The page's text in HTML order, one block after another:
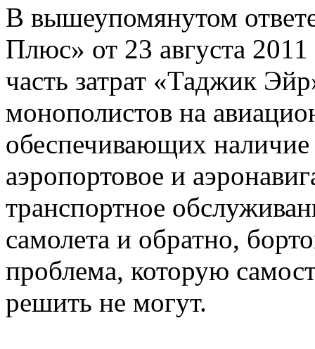
В вышеупомянутом
Плюс» от 23 августа
часть затрат «Таджик
монополистов на
обеспечивающих наличие
аэропортовое и
транспортное
самолета и обратно,
проблема, которую
решить не могут.